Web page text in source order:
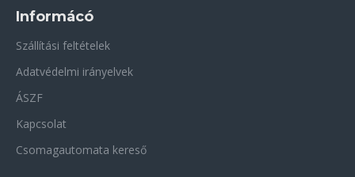
Informácó
Szállítási feltételek
Adatvédelmi irányelvek
ÁSZF
Kapcsolat
Csomagautomata kereső